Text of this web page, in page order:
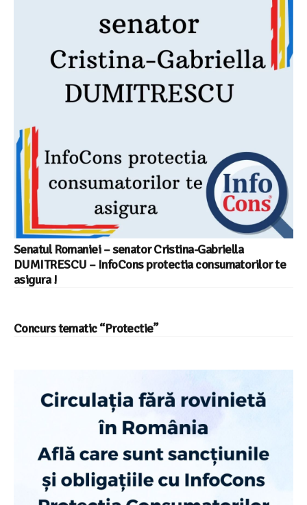
Senatul Romaniei – senator Cristina-Gabriella
DUMITRESCU – InfoCons protectia consumatorilor te
asigura !
Concurs tematic “Protectie”